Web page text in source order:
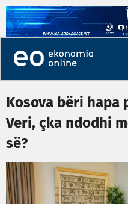
Kosova bëri
Veri, çka ndodhi
së?